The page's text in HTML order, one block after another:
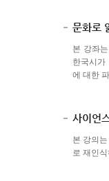
문화로
본 강좌
한국시가
에 대한
사이언
본 강의
로 재인